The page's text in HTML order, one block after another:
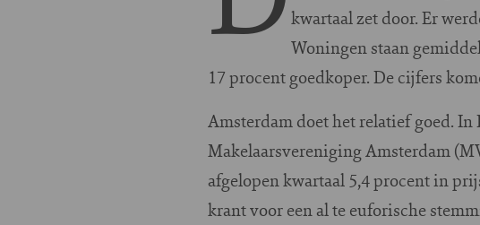
kwartaal zet door. Er
Woningen staan
17 procent goedkoper. De cijfers
Amsterdam doet het relatief goed.In
Makelaarsvereniging Amsterdam
afgelopen kwartaal 5,4 procent in
krant voor een al te euforische